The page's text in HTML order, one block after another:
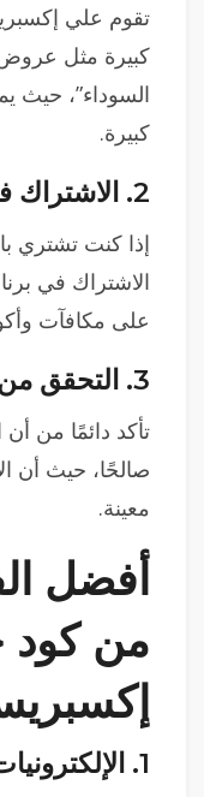
تقوم علي
كبيرة مثل عروض
السوداء”، حيث
كبيرة.
2. الاشتراك
إذا كنت تشتري
الاشتراك في
على مكافآت
3. التحقق
تأكد دائمًا من أن
صالحًا، حيث أن
معينة.
أفضل
من
1.